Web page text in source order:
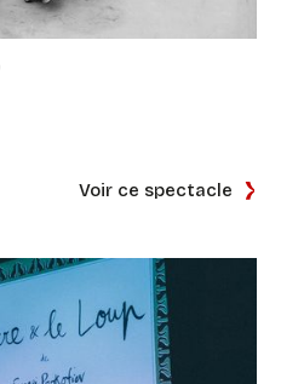
Voir ce spectacle